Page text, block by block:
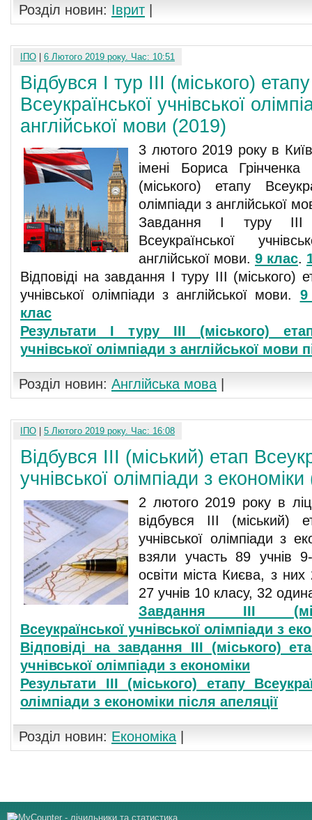
Розділ новин: Іврит
ІПО 6 Лютого 2019 року. Час: 10:51
Відбувся І тур ІІІ (міського) етапу
Всеукраїнської учнівської
англійської мови (2019)
3 лютого 2019 року в
імені Бориса Грінченка
(міського) етапу
олімпіади з англійської
Завдання І туру ІІІ
Всеукраїнської
англійської мови. 9 клас.
Відповіді на завдання І туру ІІІ (міського)
учнівської олімпіади з англійської мови. 9
клас
Результати І туру ІІІ (міського)
учнівської олімпіади з англійської мови
Розділ новин: Англійська мова
ІПО 5 Лютого 2019 року. Час: 16:08
Відбувся ІІІ (міський) етап
учнівської олімпіади з
2 лютого 2019 року в
відбувся ІІІ (міський)
учнівської олімпіади з
взяли участь 89 учнів
освіти міста Києва, з
27 учнів 10 класу, 32
Завдання ІІІ
Всеукраїнської учнівської олімпіади з
Відповіді на завдання ІІІ (міського)
учнівської олімпіади з економіки
Результати ІІІ (міського) етапу
олімпіади з економіки після апеляції
Розділ новин: Економіка